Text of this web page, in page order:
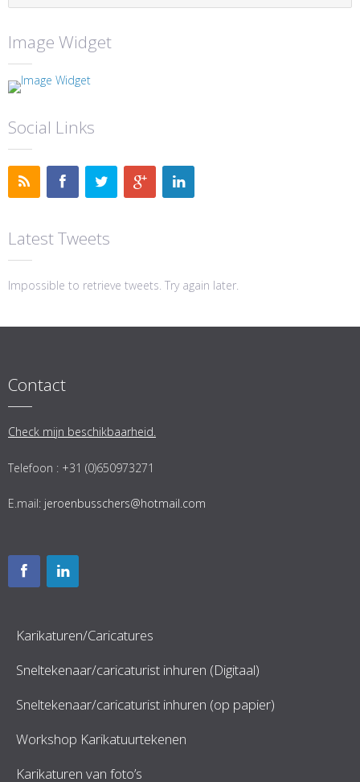
Image Widget
Social Links
Latest Tweets
Impossible to retrieve tweets. Try again later.
Contact
Check mijn beschikbaarheid.
Telefoon : +31 (0)650973271
E.mail: jeroenbusschers@hotmail.com
Karikaturen/Caricatures
Sneltekenaar/caricaturist inhuren (Digitaal)
Sneltekenaar/caricaturist inhuren (op papier)
Workshop Karikatuurtekenen
Karikaturen van foto’s